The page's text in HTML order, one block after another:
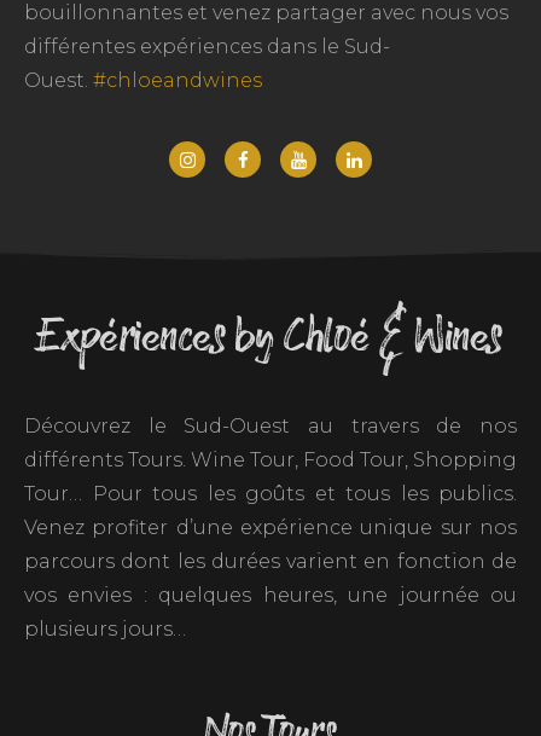
bouillonnantes et venez partager avec nous vos
différentes expériences dans le Sud-
Ouest. #chloeandwines
Expériences by Chloé & Wines
Découvrez le Sud-Ouest au travers de nos
différents Tours. Wine Tour, Food Tour, Shopping
Tour… Pour tous les goûts et tous les publics.
Venez profiter d’une expérience unique sur nos
parcours dont les durées varient en fonction de
vos envies : quelques heures, une journée ou
plusieurs jours…